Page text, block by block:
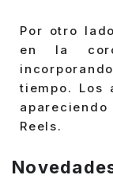
Por otro
en la
tiempo. Los
Reels.